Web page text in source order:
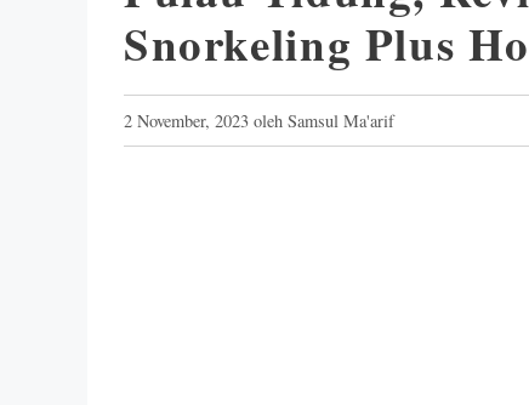
Snorkeling Plus
2 November, 2023 oleh Samsul Ma'arif